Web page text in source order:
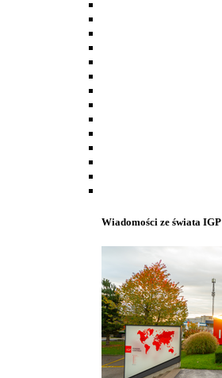
Wiadomości ze świata IGP